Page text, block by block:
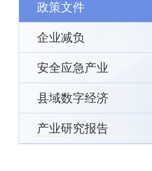
政策文件
企业减负
安全应急产业
县域数字经济
产业研究报告